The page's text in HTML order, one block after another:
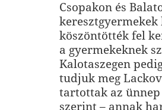
Csopakon és
köszöntötték fel
a gyermekeknek
Kalotaszegen
tudjuk meg
tartottak az ünnep
szerint – annak